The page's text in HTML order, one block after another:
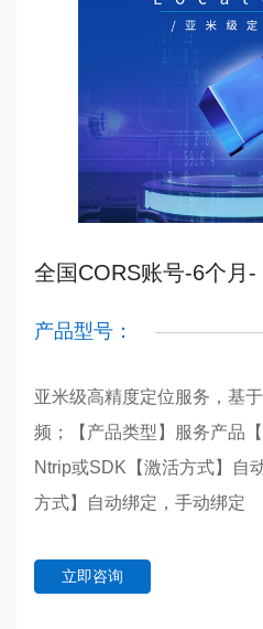
全国CORS账号-6个月-
产品型号：
亚米级高精度定位服务，基
频；【产品类型】服务产品
Ntrip或SDK【激活方式】自
方式】自动绑定，手动绑定
立即咨询